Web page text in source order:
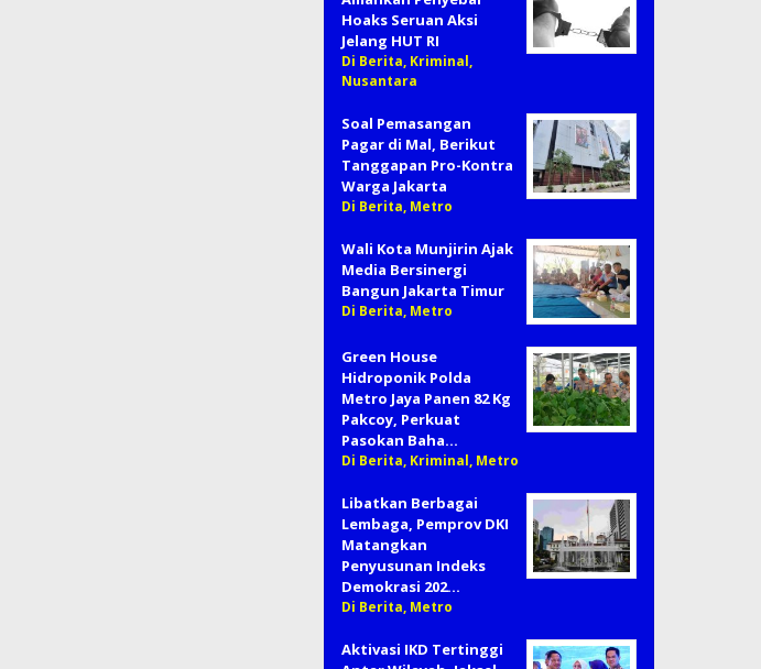
Hoaks Seruan Aksi
Jelang HUT RI
Di Berita, Kriminal,
Nusantara
Soal Pemasangan
Pagar di Mal, Berikut
Tanggapan Pro-Kontra
Warga Jakarta
Di Berita, Metro
Wali Kota Munjirin Ajak
Media Bersinergi
Bangun Jakarta Timur
Di Berita, Metro
Green House
Hidroponik Polda
Metro Jaya Panen 82 Kg
Pakcoy, Perkuat
Pasokan Baha…
Di Berita, Kriminal, Metro
Libatkan Berbagai
Lembaga, Pemprov DKI
Matangkan
Penyusunan Indeks
Demokrasi 202…
Di Berita, Metro
Aktivasi IKD Tertinggi